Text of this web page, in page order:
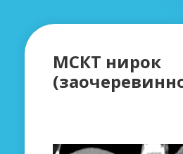
МСКТ нирок